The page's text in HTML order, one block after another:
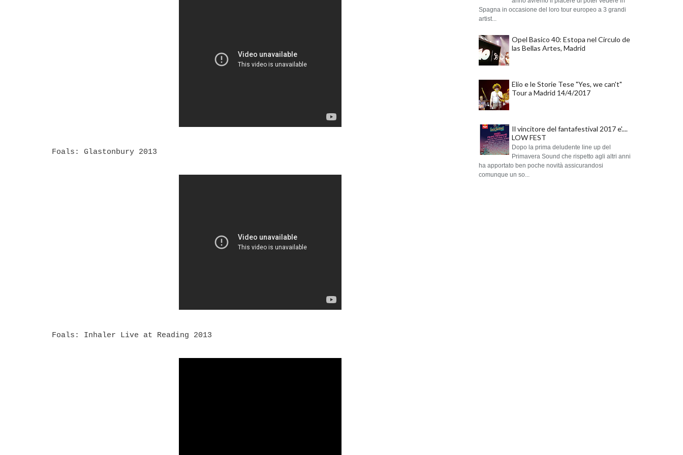
Foals: Glastonbury 2013
Foals: Inhaler Live at Reading 2013
Spagna in occasione del loro tour europeo a 3 grandi
artist...
Opel Basico 40: Estopa nel Circulo de
las Bellas Artes, Madrid
Elio e le Storie Tese "Yes, we can't"
Tour a Madrid 14/4/2017
Il vincitore del fantafestival 2017 e'....
LOW FEST
Dopo la prima deludente line up del
Primavera Sound che rispetto agli altri anni
ha apportato ben poche novità assicurandosi
comunque un so...